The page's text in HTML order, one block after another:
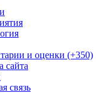
и оценки (+350)
сайта
связь